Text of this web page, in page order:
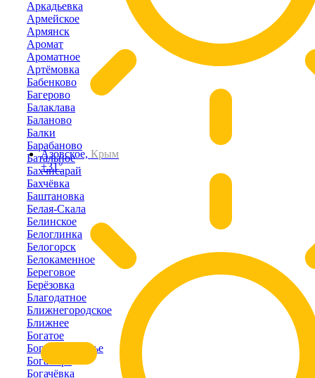
Азовское, Крым
+31°
Аркадьевка
Армейское
Армянск
Аромат
Ароматное
Артёмовка
Бабенково
Багерово
Балаклава
Баланово
Балки
Барабаново
Батальное
Бахчисарай
Бахчёвка
Баштановка
Белая-Скала
Белинское
Белоглинка
Белогорск
Белокаменное
Береговое
Берёзовка
Благодатное
Ближнегородское
Ближнее
Богатое
Богатое-Ущелье
Богатырь
Богачёвка